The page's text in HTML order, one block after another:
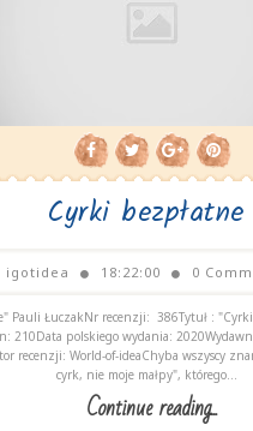
Cyrki bezpłatne
igotidea 18:22:00 0
Pauli ŁuczakNr recenzji: 386Tytuł :
210Data polskiego wydania:
recenzji: World-of-ideaChyba wszyscy
cyrk, nie moje małpy", którego...
Continue reading...